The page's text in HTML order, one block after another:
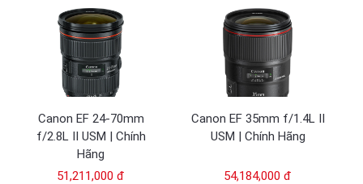
Canon EF 24-70mm
f/2.8L II USM | Chính
Hãng
51,211,000 đ
Canon EF 35mm f/1.4L II
USM | Chính Hãng
54,184,000 đ